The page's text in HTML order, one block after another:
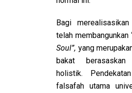
Bagi
telah membangunkan
Soul”, yang
bakat
holistik.
falsafah utama